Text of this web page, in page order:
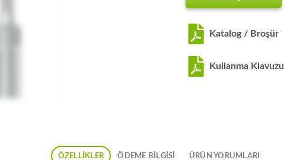
Katalog / Broşür
Kullanma Klavuzu
ÖZELLIKLER ÖDEME BİLGİSİ ÜRÜN YORUMLARI